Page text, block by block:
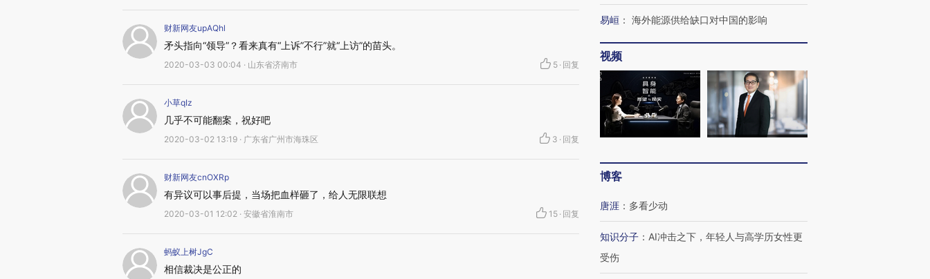
财新网友upAQhl
矛头指向“领导”？看来真有“上诉”不行”就“上访”的苗头。
2020-03-03 00:04 · 山东省济南市 5 · 回复
小草qIz
几乎不可能翻案，祝好吧
2020-03-02 13:19 · 广东省广州市海珠区 3 · 回复
财新网友cnOXRp
有异议可以事后提，当场把血样砸了，给人无限联想
2020-03-01 12:02 · 安徽省淮南市 15 · 回复
蚂蚁上树JgC
相信裁决是公正的
易峘 ： 海外能源供给缺口对中国的影响
视频
博客
唐涯 ： 多看少动
知识分子 ： AI冲击之下，年轻人与高学历女性更
受伤